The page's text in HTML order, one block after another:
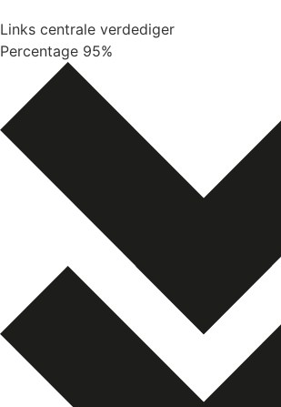
Links centrale verdediger
Percentage 95%